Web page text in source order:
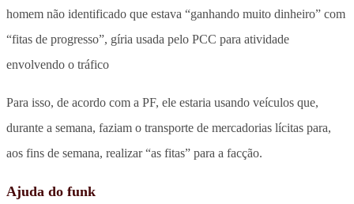
homem não identificado que estava “ganhando muito dinheiro” com
“fitas de progresso”, gíria usada pelo PCC para atividade
envolvendo o tráfico
Para isso, de acordo com a PF, ele estaria usando veículos que,
durante a semana, faziam o transporte de mercadorias lícitas para,
aos fins de semana, realizar “as fitas” para a facção.
Ajuda do funk